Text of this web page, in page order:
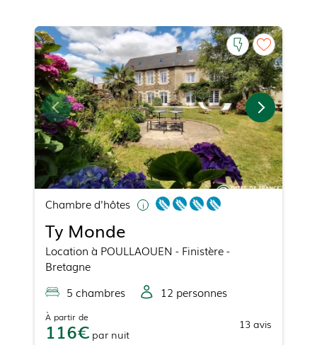
Chambre d'hôtes
Ty Monde
Location à POULLAOUEN - Finistère -
Bretagne
5 chambres 12 personnes
À partir de
116 par nuit
13 avis